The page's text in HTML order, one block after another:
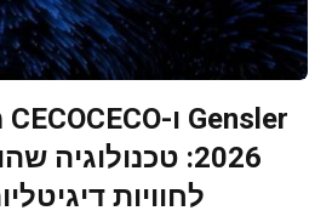
2026: טכנולוגיה
לחוויות